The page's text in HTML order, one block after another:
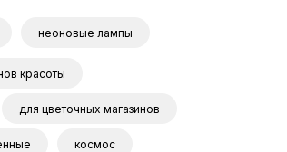
неоновые лампы
красоты
для цветочных магазинов
космос